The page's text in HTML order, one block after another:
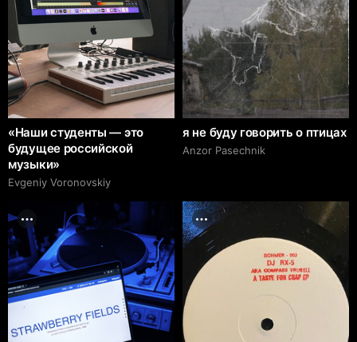
«Наши студенты — это
будущее российской
музыки»
Evgeniy Voronovskiy
я не буду говорить о птицах
Anzor Pasechnik